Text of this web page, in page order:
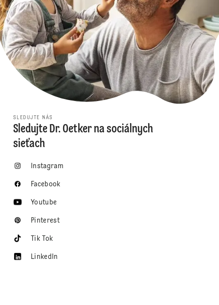
SLEDUJTE NÁS
Sledujte Dr. Oetker na sociálnych
sieťach
Instagram
Facebook
Youtube
Pinterest
Tik Tok
LinkedIn